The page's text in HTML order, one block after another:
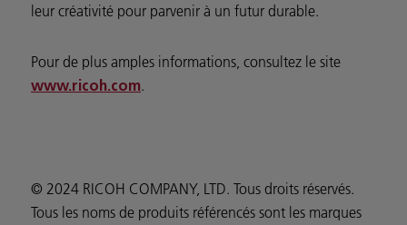
leur créativité pour parvenir à un futur durable.
Pour de plus amples informations, consultez le site
www.ricoh.com.
© 2024 RICOH COMPANY, LTD. Tous droits réservés.
Tous les noms de produits référencés sont les marques